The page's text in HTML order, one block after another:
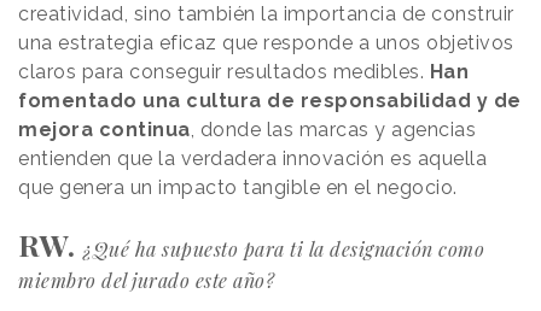
creatividad, sino también la importancia de construir
una estrategia eficaz que responde a unos objetivos
claros para conseguir resultados medibles. Han
fomentado una cultura de responsabilidad y de
mejora continua , donde las marcas y agencias
entienden que la verdadera innovación es aquella
que genera un impacto tangible en el negocio.
RW. ¿Qué ha supuesto para ti la designación como
miembro del jurado este año?